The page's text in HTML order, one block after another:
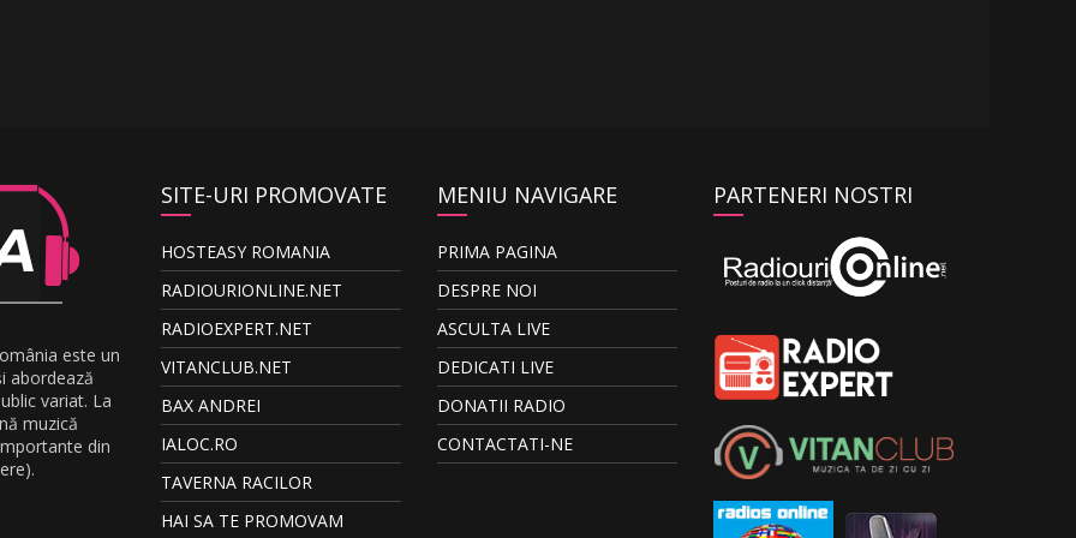
este un
abordează
variat. La
muzică
din
SITE-URI PROMOVATE
HOSTEASY ROMANIA
RADIOURIONLINE.NET
RADIOEXPERT.NET
VITANCLUB.NET
BAX ANDREI
IALOC.RO
TAVERNA RACILOR
HAI SA TE PROMOVAM
MENIU NAVIGARE
PRIMA PAGINA
DESPRE NOI
ASCULTA LIVE
DEDICATI LIVE
DONATII RADIO
CONTACTATI-NE
PARTENERI NOSTRI